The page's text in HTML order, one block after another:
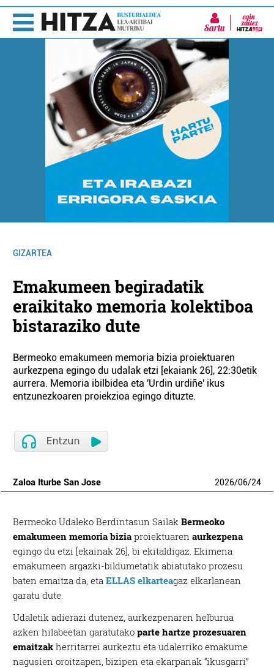
Sartu
GIZARTEA
Emakumeen begiradatik
eraikitako memoria kolektiboa
bistaraziko dute
Bermeoko emakumeen memoria bizia proiektuaren
aurkezpena egingo du udalak etzi [ekaiank 26], 22:30etik
aurrera. Memoria ibilbidea eta 'Urdin urdiñe' ikus
entzunezkoaren proiekzioa egingo dituzte.
Zaloa Iturbe San Jose 2026/06/24
Bermeoko Udaleko Berdintasun SailakBermeoko
emakumeen memoria bizia proiektuarenaurkezpena
egingo du etzi [ekainak 26], bi ekitaldigaz. Ekimena
emakumeen argazki-bildumetatik abiatutako prozesu
baten emaitza da, etaELLAS elkarteagaz elkarlanean
garatu dute.
Udaletik adierazi dutenez, aurkezpenaren helburua
azken hilabeetan garatutakoparte hartze prozesuaren
emaitzak herritarrei aurkeztu eta udalerriko emakume
nagusien oroitzapen, bizipen eta ekarpanak “ikusgarri”